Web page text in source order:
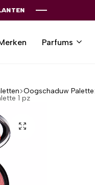
Parfums
Oogschaduw Palette
1 pz